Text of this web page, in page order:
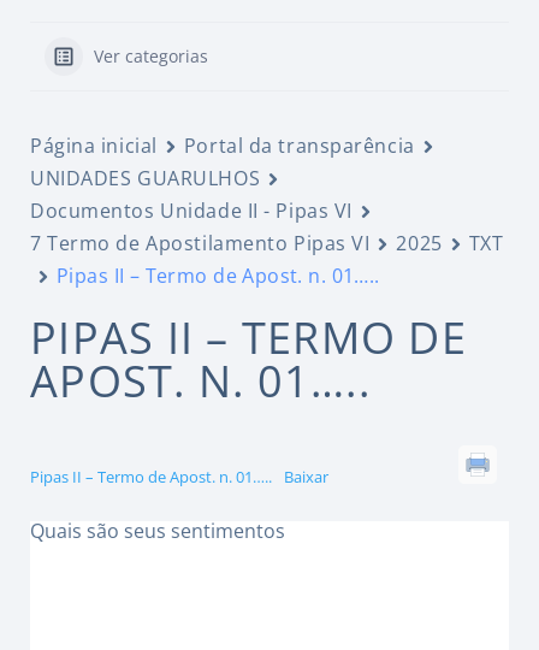
Ver categorias
Página inicial
Portal da transparência
UNIDADES GUARULHOS
Documentos Unidade II - Pipas VI
7 Termo de Apostilamento Pipas VI
2025
TXT
Pipas II – Termo de Apost. n. 01…..
PIPAS II – TERMO DE
APOST. N. 01…..
Pipas II – Termo de Apost. n. 01….. Baixar
Quais são seus sentimentos